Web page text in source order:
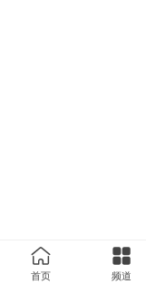
首页 频道